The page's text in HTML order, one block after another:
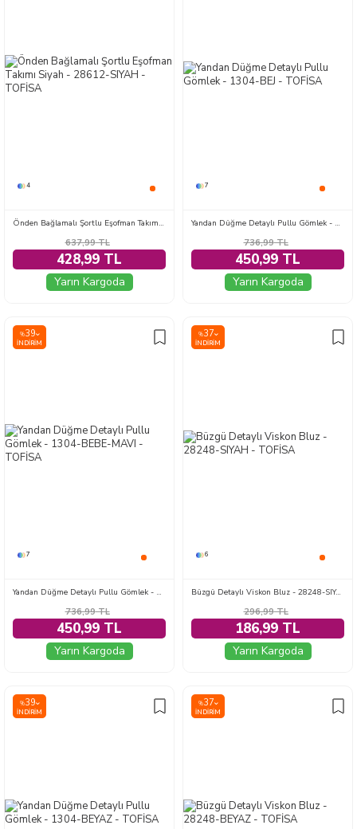
4
Önden Bağlamalı Şortlu Eşofman Takımı Siyah - 28612-SIYAH
637,99TL
428,99 TL
Yarın Kargoda
7
Yandan Düğme Detaylı Pullu Gömlek - 1304-BEJ
736,99TL
450,99 TL
Yarın Kargoda
%39
İNDIRIM
7
Yandan Düğme Detaylı Pullu Gömlek - 1304-BEBE-MAVI
736,99TL
450,99 TL
Yarın Kargoda
%37
İNDIRIM
6
Büzgü Detaylı Viskon Bluz - 28248-SIYAH
296,99TL
186,99 TL
Yarın Kargoda
%39
İNDIRIM
%37
İNDIRIM